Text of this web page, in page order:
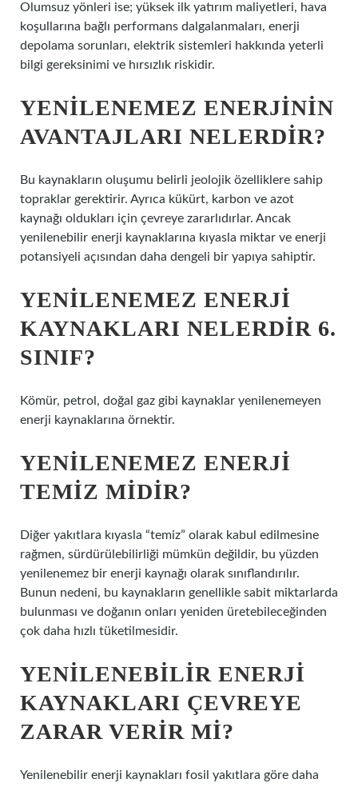
Olumsuz yönleri ise; yüksek ilk yatırım maliyetleri, hava
koşullarına bağlı performans dalgalanmaları, enerji
depolama sorunları, elektrik sistemleri hakkında yeterli
bilgi gereksinimi ve hırsızlık riskidir.
YENILENEMEZ ENERJININ
AVANTAJLARI NELERDIR?
Bu kaynakların oluşumu belirli jeolojik özelliklere sahip
topraklar gerektirir. Ayrıca kükürt, karbon ve azot
kaynağı oldukları için çevreye zararlıdırlar. Ancak
yenilenebilir enerji kaynaklarına kıyasla miktar ve enerji
potansiyeli açısından daha dengeli bir yapıya sahiptir.
YENILENEMEZ ENERJI
KAYNAKLARI NELERDIR 6.
SINIF?
Kömür, petrol, doğal gaz gibi kaynaklar yenilenemeyen
enerji kaynaklarına örnektir.
YENILENEMEZ ENERJI
TEMIZ MIDIR?
Diğer yakıtlara kıyasla “temiz” olarak kabul edilmesine
rağmen, sürdürülebilirliği mümkün değildir, bu yüzden
yenilenemez bir enerji kaynağı olarak sınıflandırılır.
Bunun nedeni, bu kaynakların genellikle sabit miktarlarda
bulunması ve doğanın onları yeniden üretebileceğinden
çok daha hızlı tüketilmesidir.
YENILENEBILIR ENERJI
KAYNAKLARI ÇEVREYE
ZARAR VERIR MI?
Yenilenebilir enerji kaynakları fosil yakıtlara göre daha